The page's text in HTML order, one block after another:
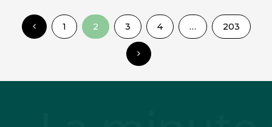
1 2 3 4 … 203